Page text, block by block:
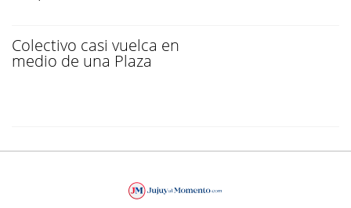
Colectivo casi vuelca en
medio de una Plaza